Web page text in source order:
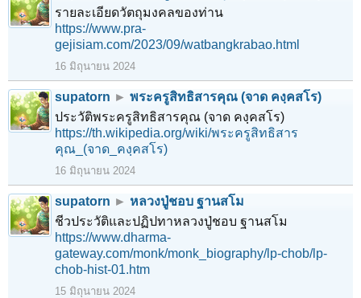
รายละเอียดวัตถุมงคลของท่าน
https://www.pra-
gejisiam.com/2023/09/watbangkrabao.html
16 มิถุนายน 2024
supatorn ► พระครูสิทธิสารคุณ (จาด คงฺคสโร)
ประวัติพระครูสิทธิสารคุณ (จาด คงฺคสโร)
https://th.wikipedia.org/wiki/พระครูสิทธิสาร
คุณ_(จาด_คงฺคสโร)
16 มิถุนายน 2024
supatorn ► หลวงปู่ชอบ ฐานสโม
ชีวประวัติและปฏิปทาหลวงปู่ชอบ ฐานสโม
https://www.dharma-
gateway.com/monk/monk_biography/lp-chob/lp-
chob-hist-01.htm
15 มิถุนายน 2024